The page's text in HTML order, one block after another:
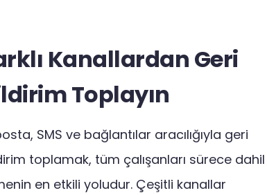
Kanallardan Geri
Toplayın
SMS ve bağlantılar aracılığıyla geri
toplamak, tüm çalışanları sürece dahil
en etkili yoludur. Çeşitli kanallar